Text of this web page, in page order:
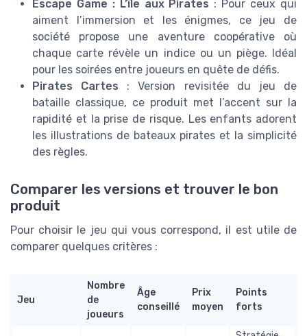
Escape Game : L’île aux Pirates : Pour ceux qui
aiment l’immersion et les énigmes, ce jeu de
société propose une aventure coopérative où
chaque carte révèle un indice ou un piège. Idéal
pour les soirées entre joueurs en quête de défis.
Pirates Cartes : Version revisitée du jeu de
bataille classique, ce produit met l’accent sur la
rapidité et la prise de risque. Les enfants adorent
les illustrations de bateaux pirates et la simplicité
des règles.
Comparer les versions et trouver le bon
produit
Pour choisir le jeu qui vous correspond, il est utile de
comparer quelques critères :
Jeu
Nombre
de
joueurs
Âge
conseillé
Prix
moyen
Points
forts